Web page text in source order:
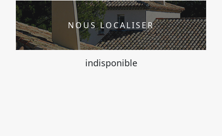
NOUS LOCALISER
indisponible